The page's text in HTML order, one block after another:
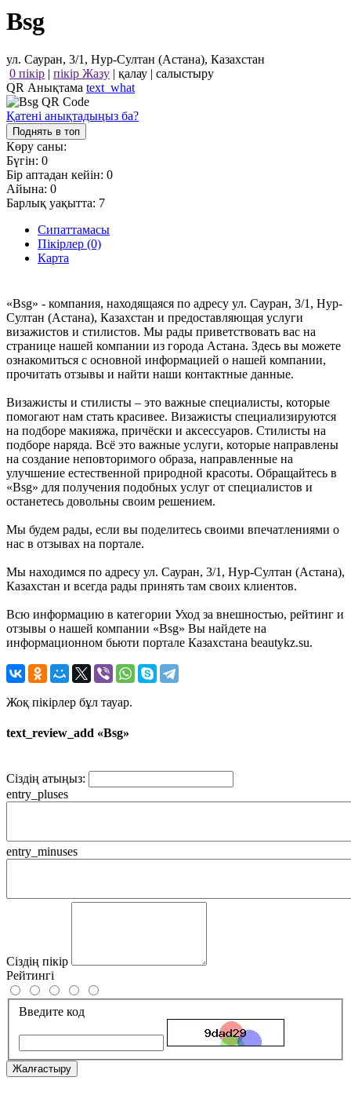
Bsg
ул. Сауран, 3/1, Нур-Султан (Астана), Казахстан
0 пікір | пікір Жазу | қалау | салыстыру
QR Анықтама text_what
Қатені анықтадыңыз ба?
Поднять в топ
Көру саны:
Бүгін: 0
Бір аптадан кейін: 0
Айына: 0
Барлық уақытта: 7
Сипаттамасы
Пікірлер (0)
Карта
«Bsg» - компания, находящаяся по адресу ул. Сауран, 3/1, Нур-
Султан (Астана), Казахстан и предоставляющая услуги
визажистов и стилистов. Мы рады приветствовать вас на
странице нашей компании из города Астана. Здесь вы можете
ознакомиться с основной информацией о нашей компании,
прочитать отзывы и найти наши контактные данные.
Визажисты и стилисты – это важные специалисты, которые
помогают нам стать красивее. Визажисты специализируются
на подборе макияжа, причёски и аксессуаров. Стилисты на
подборе наряда. Всё это важные услуги, которые направлены
на создание неповторимого образа, направленные на
улучшение естественной природной красоты. Обращайтесь в
«Bsg» для получения подобных услуг от специалистов и
останетесь довольны своим решением.
Мы будем рады, если вы поделитесь своими впечатлениями о
нас в отзывах на портале.
Мы находимся по адресу ул. Сауран, 3/1, Нур-Султан (Астана),
Казахстан и всегда рады принять там своих клиентов.
Всю информацию в категории Уход за внешностью, рейтинг и
отзывы о нашей компании «Bsg» Вы найдете на
информационном бьюти портале Казахстана beautykz.su.
Жоқ пікірлер бұл тауар.
text_review_add «Bsg»
Сіздің атыңыз:
entry_pluses
entry_minuses
Сіздің пікір
Рейтингі
Введите код
Жалғастыру